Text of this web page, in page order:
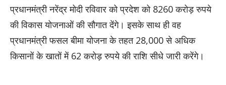
प्रधानमंत्री नरेंद्र मोदी रविवार को प्रदेश को 8260 करोड़ रुपये
की विकास योजनाओं की सौगात देंगे। इसके साथ ही वह
प्रधानमंत्री फसल बीमा योजना के तहत 28,000 से अधिक
किसानों के खातों में 62 करोड़ रुपये की राशि सीधे जारी करेंगे।